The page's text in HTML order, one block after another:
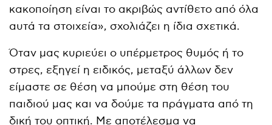
κακοποίηση είναι το ακριβώς αντίθετο από όλα
αυτά τα στοιχεία», σχολιάζει η ίδια σχετικά.
Όταν μας κυριεύει ο υπέρμετρος θυμός ή το
στρες, εξηγεί η ειδικός, μεταξύ άλλων δεν
είμαστε σε θέση να μπούμε στη θέση του
παιδιού μας και να δούμε τα πράγματα από τη
δική του οπτική. Με αποτέλεσμα να